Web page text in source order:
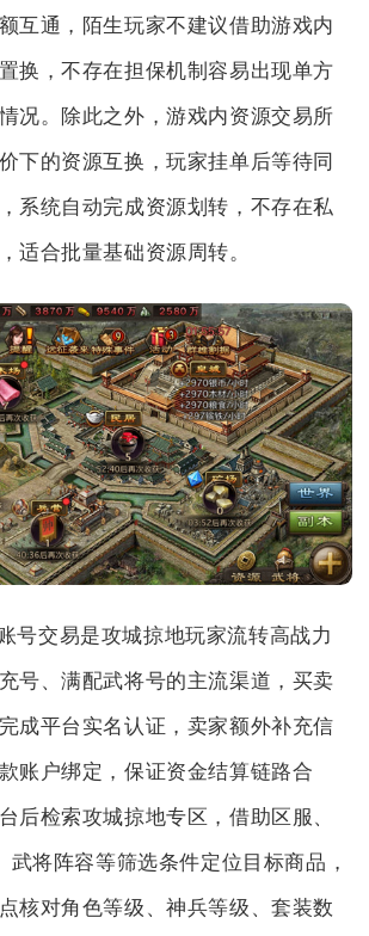
互通，陌生玩家不建议借助游戏内
换，不存在担保机制容易出现单方
况。除此之外，游戏内资源交易所
下的资源互换，玩家挂单后等待同
系统自动完成资源划转，不存在私
适合批量基础资源周转。
号交易是攻城掠地玩家流转高战力
号、满配武将号的主流渠道，买卖
成平台实名认证，卖家额外补充信
账户绑定，保证资金结算链路合
后检索攻城掠地专区，借助区服、
武将阵容等筛选条件定位目标商品，
核对角色等级、神兵等级、套装数